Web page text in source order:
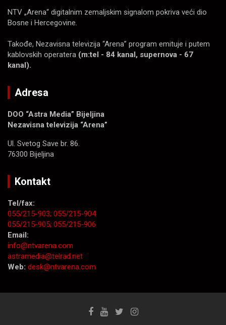
NTV „Arena“ digitalnim zemaljskim signalom pokriva veći dio
Bosne i Hercegovine.
Takođe, Nezavisna televizija “Arena” program emituje i putem
kablovskih operatera (m:tel - 84 kanal, supernova - 67
kanal).
Adresa
DOO “Astra Media” Bijeljina
Nezavisna televizija “Arena”
Ul. Svetog Save br. 86.
76300 Bijeljina
Kontakt
Tel/fax:
055/215-903; 055/215-904
055/215-905; 055/215-906
Email:
info@ntvarena.com
astramedia@telrad.net
Web: desk@ntvarena.com